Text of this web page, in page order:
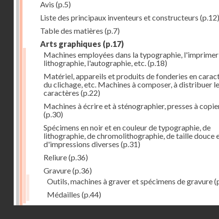
Avis (p.5)
Liste des principaux inventeurs et constructeurs (p.12)
Table des matières (p.7)
Arts graphiques (p.17)
Machines employées dans la typographie,
lithographie, l'autographie, etc. (p.18)
Matériel, appareils et produits de fonderies en
du clichage, etc. Machines à composer, à distribuer
caractères (p.22)
Machines à écrire et à sténographier, presses à
(p.30)
Spécimens en noir et en couleur de typographie, de
lithographie, de chromolithographie, de taille douce
d'impressions diverses (p.31)
Reliure(p.36)
Gravure(p.36)
Outils, machines à graver et spécimens de gravure
Médailles (p.44)